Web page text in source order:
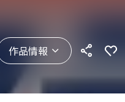
作品情報